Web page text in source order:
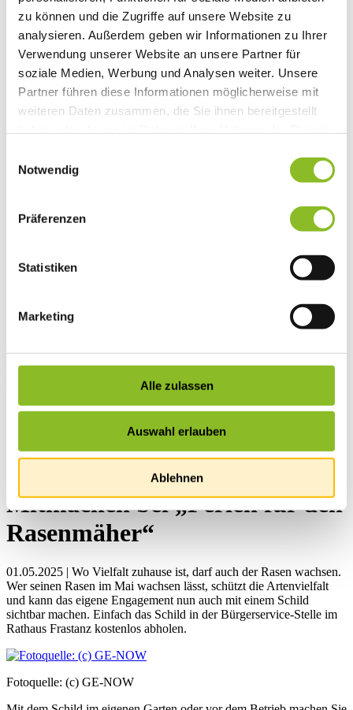
zu können und die Zugriffe auf unsere Website zu
analysieren. Außerdem geben wir Informationen zu Ihrer
Verwendung unserer Website an unsere Partner für
soziale Medien, Werbung und Analysen weiter. Unsere
Partner führen diese Informationen möglicherweise mit
weiteren Daten zusammen, die Sie ihnen bereitgestellt
Notwendig
Präferenzen
Statistiken
Marketing
Alle zulassen
Auswahl erlauben
Ablehnen
Vereinsleben
Vereinsservice
Liste der Frastanzer Vereine
Veranstaltungen
Veranstaltungskalender
Unternehmen & Standort
Nahversorgerliste
Wige Frastanz
Tourismus
Startseite
Mitmachen bei „Ferien für den
Rasenmäher“
01.05.2025 | Wo Vielfalt zuhause ist, darf auch der Rasen wachsen.
Wer seinen Rasen im Mai wachsen lässt, schützt die Artenvielfalt
und kann das eigene Engagement nun auch mit einem Schild
sichtbar machen. Einfach das Schild in der Bürgerservice-Stelle im
Rathaus Frastanz kostenlos abholen.
Fotoquelle: (c) GE-NOW